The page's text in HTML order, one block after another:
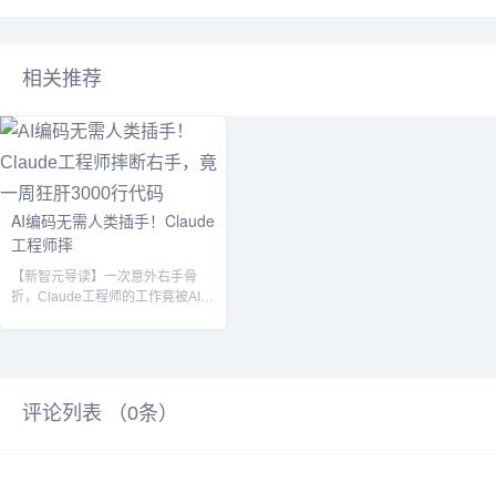
相关推荐
AI编码无需人类插手！Claude
工程师摔
【新智元导读】一次意外右手骨
折，Claude工程师的工作竟被AI挽
评论列表 （0条）